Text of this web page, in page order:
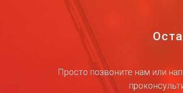
Просто позвоните нам или